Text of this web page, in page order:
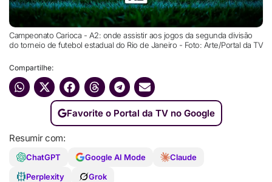
Campeonato Carioca - A2: onde assistir aos jogos da segunda divisão
do torneio de futebol estadual do Rio de Janeiro - Foto: Arte/Portal da TV
Compartilhe:
Favorite o Portal da TV no Google
Resumir com:
ChatGPT Google AI Mode
Claude
Perplexity
Grok